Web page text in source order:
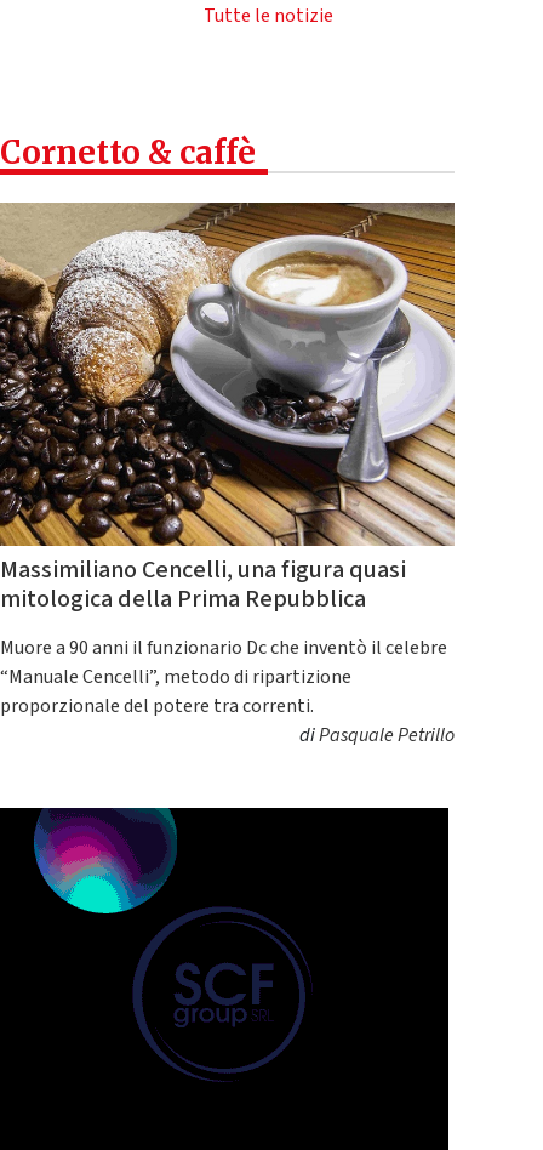
Tutte le notizie
Cornetto & caffè
Massimiliano Cencelli, una figura quasi
mitologica della Prima Repubblica
Muore a 90 anni il funzionario Dc che inventò il celebre
“Manuale Cencelli”, metodo di ripartizione
proporzionale del potere tra correnti.
diPasquale Petrillo